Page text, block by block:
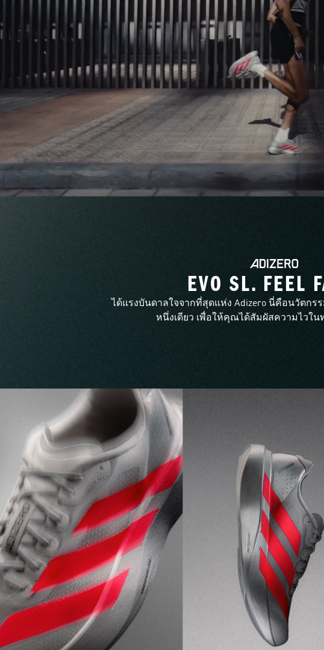
EVO SL. FEEL
ได้แรงบันดาลใจจากที่สุดแห่ง Adizero นี่คือนวัตกร
หนึ่งเดียว เพื่อให้คุณได้สัมผัสความไวใ